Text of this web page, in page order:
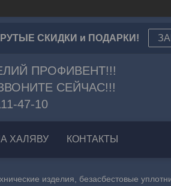
КРУТЫЕ СКИДКИ и ПОДАРКИ!
ПРОФИВЕНТ!!!
СЕЙЧАС!!!
47-10
ХАЛЯВУ КОНТАКТЫ
изделия, безасбестовые